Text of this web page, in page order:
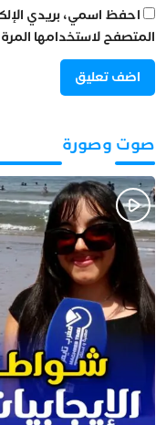
احفظ اسمي، بريدي
المتصفح لاستخدامها
صوت وصورة